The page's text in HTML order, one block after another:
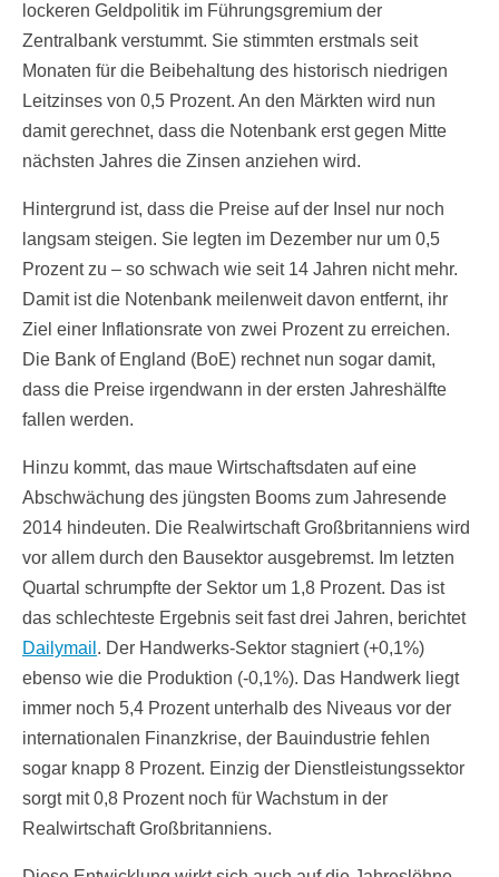
lockeren Geldpolitik im Führungsgremium der
Zentralbank verstummt. Sie stimmten erstmals seit
Monaten für die Beibehaltung des historisch niedrigen
Leitzinses von 0,5 Prozent. An den Märkten wird nun
damit gerechnet, dass die Notenbank erst gegen Mitte
nächsten Jahres die Zinsen anziehen wird.
Hintergrund ist, dass die Preise auf der Insel nur noch
langsam steigen. Sie legten im Dezember nur um 0,5
Prozent zu – so schwach wie seit 14 Jahren nicht mehr.
Damit ist die Notenbank meilenweit davon entfernt, ihr
Ziel einer Inflationsrate von zwei Prozent zu erreichen.
Die Bank of England (BoE) rechnet nun sogar damit,
dass die Preise irgendwann in der ersten Jahreshälfte
fallen werden.
Hinzu kommt, das maue Wirtschaftsdaten auf eine
Abschwächung des jüngsten Booms zum Jahresende
2014 hindeuten. Die Realwirtschaft Großbritanniens wird
vor allem durch den Bausektor ausgebremst. Im letzten
Quartal schrumpfte der Sektor um 1,8 Prozent. Das ist
das schlechteste Ergebnis seit fast drei Jahren, berichtet
Dailymail . Der Handwerks-Sektor stagniert (+0,1%)
ebenso wie die Produktion (-0,1%). Das Handwerk liegt
immer noch 5,4 Prozent unterhalb des Niveaus vor der
internationalen Finanzkrise, der Bauindustrie fehlen
sogar knapp 8 Prozent. Einzig der Dienstleistungssektor
sorgt mit 0,8 Prozent noch für Wachstum in der
Realwirtschaft Großbritanniens.